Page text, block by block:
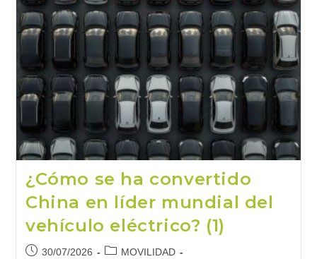
¿Cómo se ha convertido
China en líder mundial del
vehículo eléctrico? (1)
Publicación
30/07/2026
Categoría
MOVILIDAD